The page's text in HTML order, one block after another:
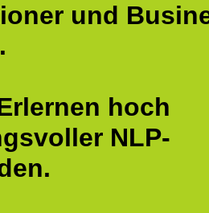
und
hoch
NLP-